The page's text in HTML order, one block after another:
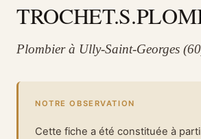
Plombier à Ully-Saint-Georges
NOTRE OBSERVATION
Cette fiche a été constituée à